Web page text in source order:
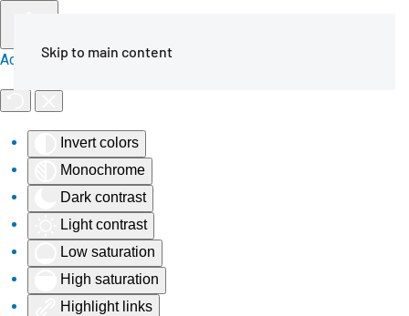
Accessibility Tools
Invert colors
Monochrome
Dark contrast
Light contrast
Low saturation
High saturation
Highlight links
Skip to main content